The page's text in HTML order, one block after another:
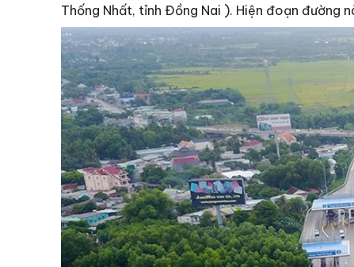
Thống Nhất, tỉnh Đồng Nai ). Hiện đoạn đường